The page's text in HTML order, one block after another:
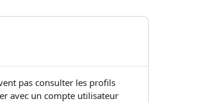
pas consulter les profils
avec un compte utilisateur